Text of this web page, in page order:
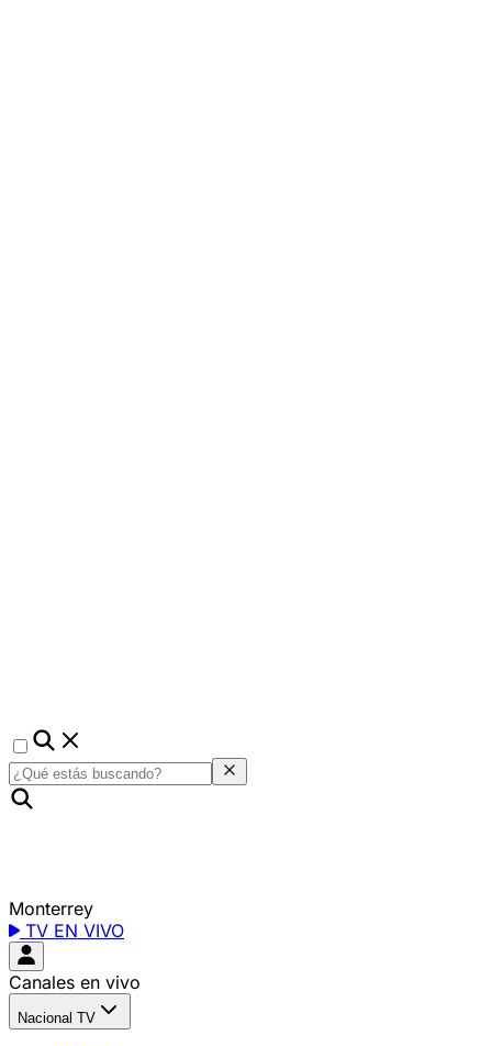
Monterrey
TV EN VIVO
Canales en vivo
Nacional TV